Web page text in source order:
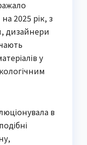
2025 рік, з
дизайнери
у
в